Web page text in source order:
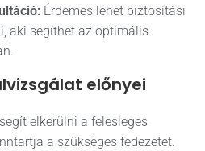
Érdemes lehet biztosítási
aki segíthet az optimális
előnyei
elkerülni a felesleges
a szükséges fedezetet.